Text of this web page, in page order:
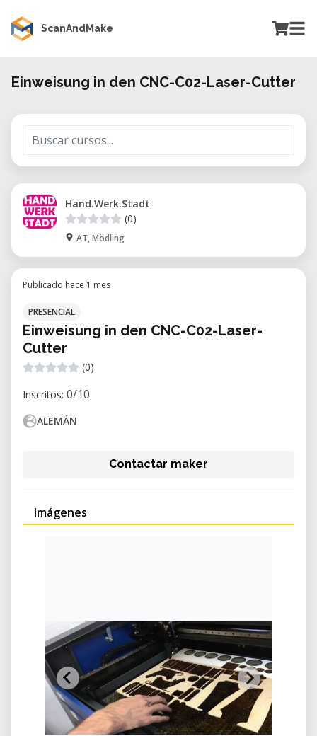
ScanAndMake
Einweisung in den CNC-C02-Laser-Cutter
Hand.Werk.Stadt
(0)
AT, Mödling
Publicado hace 1 mes
PRESENCIAL
Einweisung in den CNC-C02-Laser-
Cutter
(0)
Inscritos: 0/10
ALEMÁN
Contactar maker
Imágenes